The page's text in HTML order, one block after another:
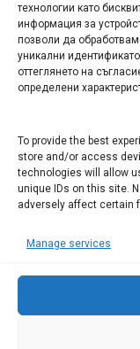
технологии като
информация за
позволи да
уникални
оттеглянето на
определени
To provide the best
store and/or access
technologies will allow
unique IDs on this site.
adversely affect certain
Manage services
Арт галерия
Областна
ОДМВР Ловеч
Окръжен съд